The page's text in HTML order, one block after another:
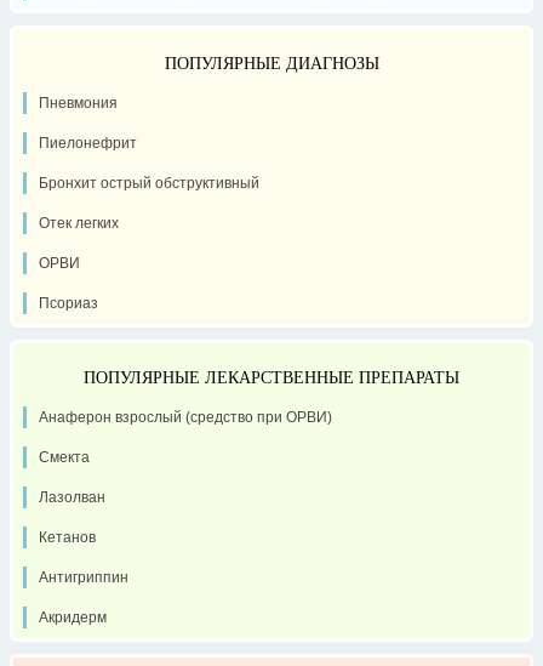
ПОПУЛЯРНЫЕ ДИАГНОЗЫ
Пневмония
Пиелонефрит
Бронхит острый обструктивный
Отек легких
ОРВИ
Псориаз
ПОПУЛЯРНЫЕ ЛЕКАРСТВЕННЫЕ ПРЕПАРАТЫ
Анаферон взрослый (средство при ОРВИ)
Смекта
Лазолван
Кетанов
Антигриппин
Акридерм